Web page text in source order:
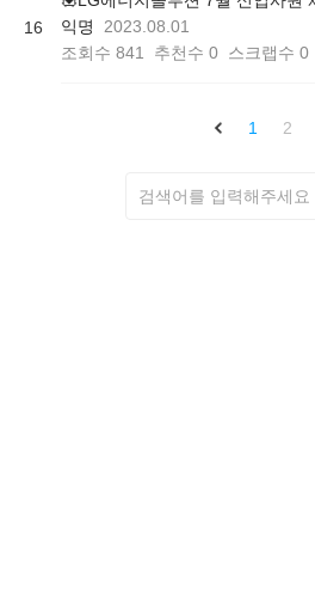
16
익명
2023.08.01
조회수 841 추천수 0 스크랩수 0
1 2